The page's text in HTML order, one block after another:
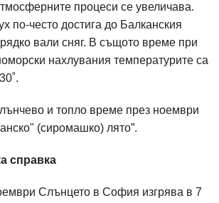
процеси се увеличава.
по-често достига до Балканския
вали сняг. В същото време при
нахлувания температурите са
и топло време през ноември
(сиромашко) лято”.
справка
Слънцето в София изгрява в 7